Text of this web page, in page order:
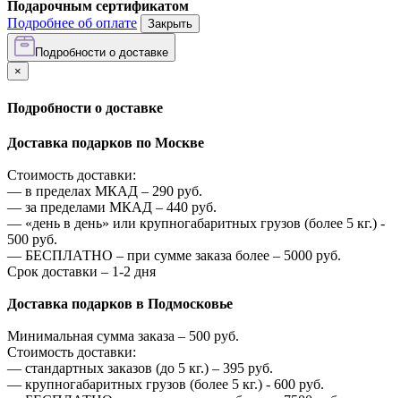
Подарочным сертификатом
Подробнее об оплате
Закрыть
Подробности о доставке
×
Подробности о доставке
Доставка подарков по Москве
Стоимость доставки:
— в пределах МКАД – 290 руб.
— за пределами МКАД – 440 руб.
— «день в день» или крупногабаритных грузов (более 5 кг.) -
500 руб.
— БЕСПЛАТНО – при сумме заказа более – 5000 руб.
Срок доставки – 1-2 дня
Доставка подарков в Подмосковье
Минимальная сумма заказа – 500 руб.
Стоимость доставки:
— стандартных заказов (до 5 кг.) – 395 руб.
— крупногабаритных грузов (более 5 кг.) - 600 руб.